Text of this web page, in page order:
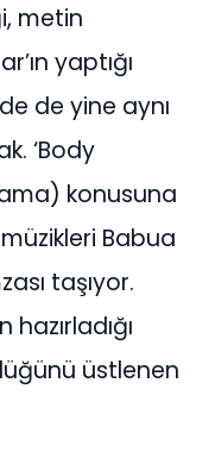
metin
yaptığı
de yine aynı
‘Body
konusuna
Babua
taşıyor.
üstlenen